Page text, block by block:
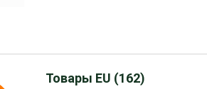
Товары EU (162)